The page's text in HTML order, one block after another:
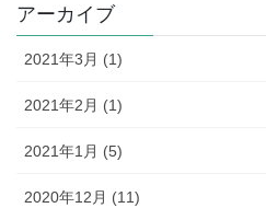
アーカイブ
2021年3月 (1)
2021年2月 (1)
2021年1月 (5)
2020年12月 (11)